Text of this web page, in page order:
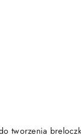
tworzenia